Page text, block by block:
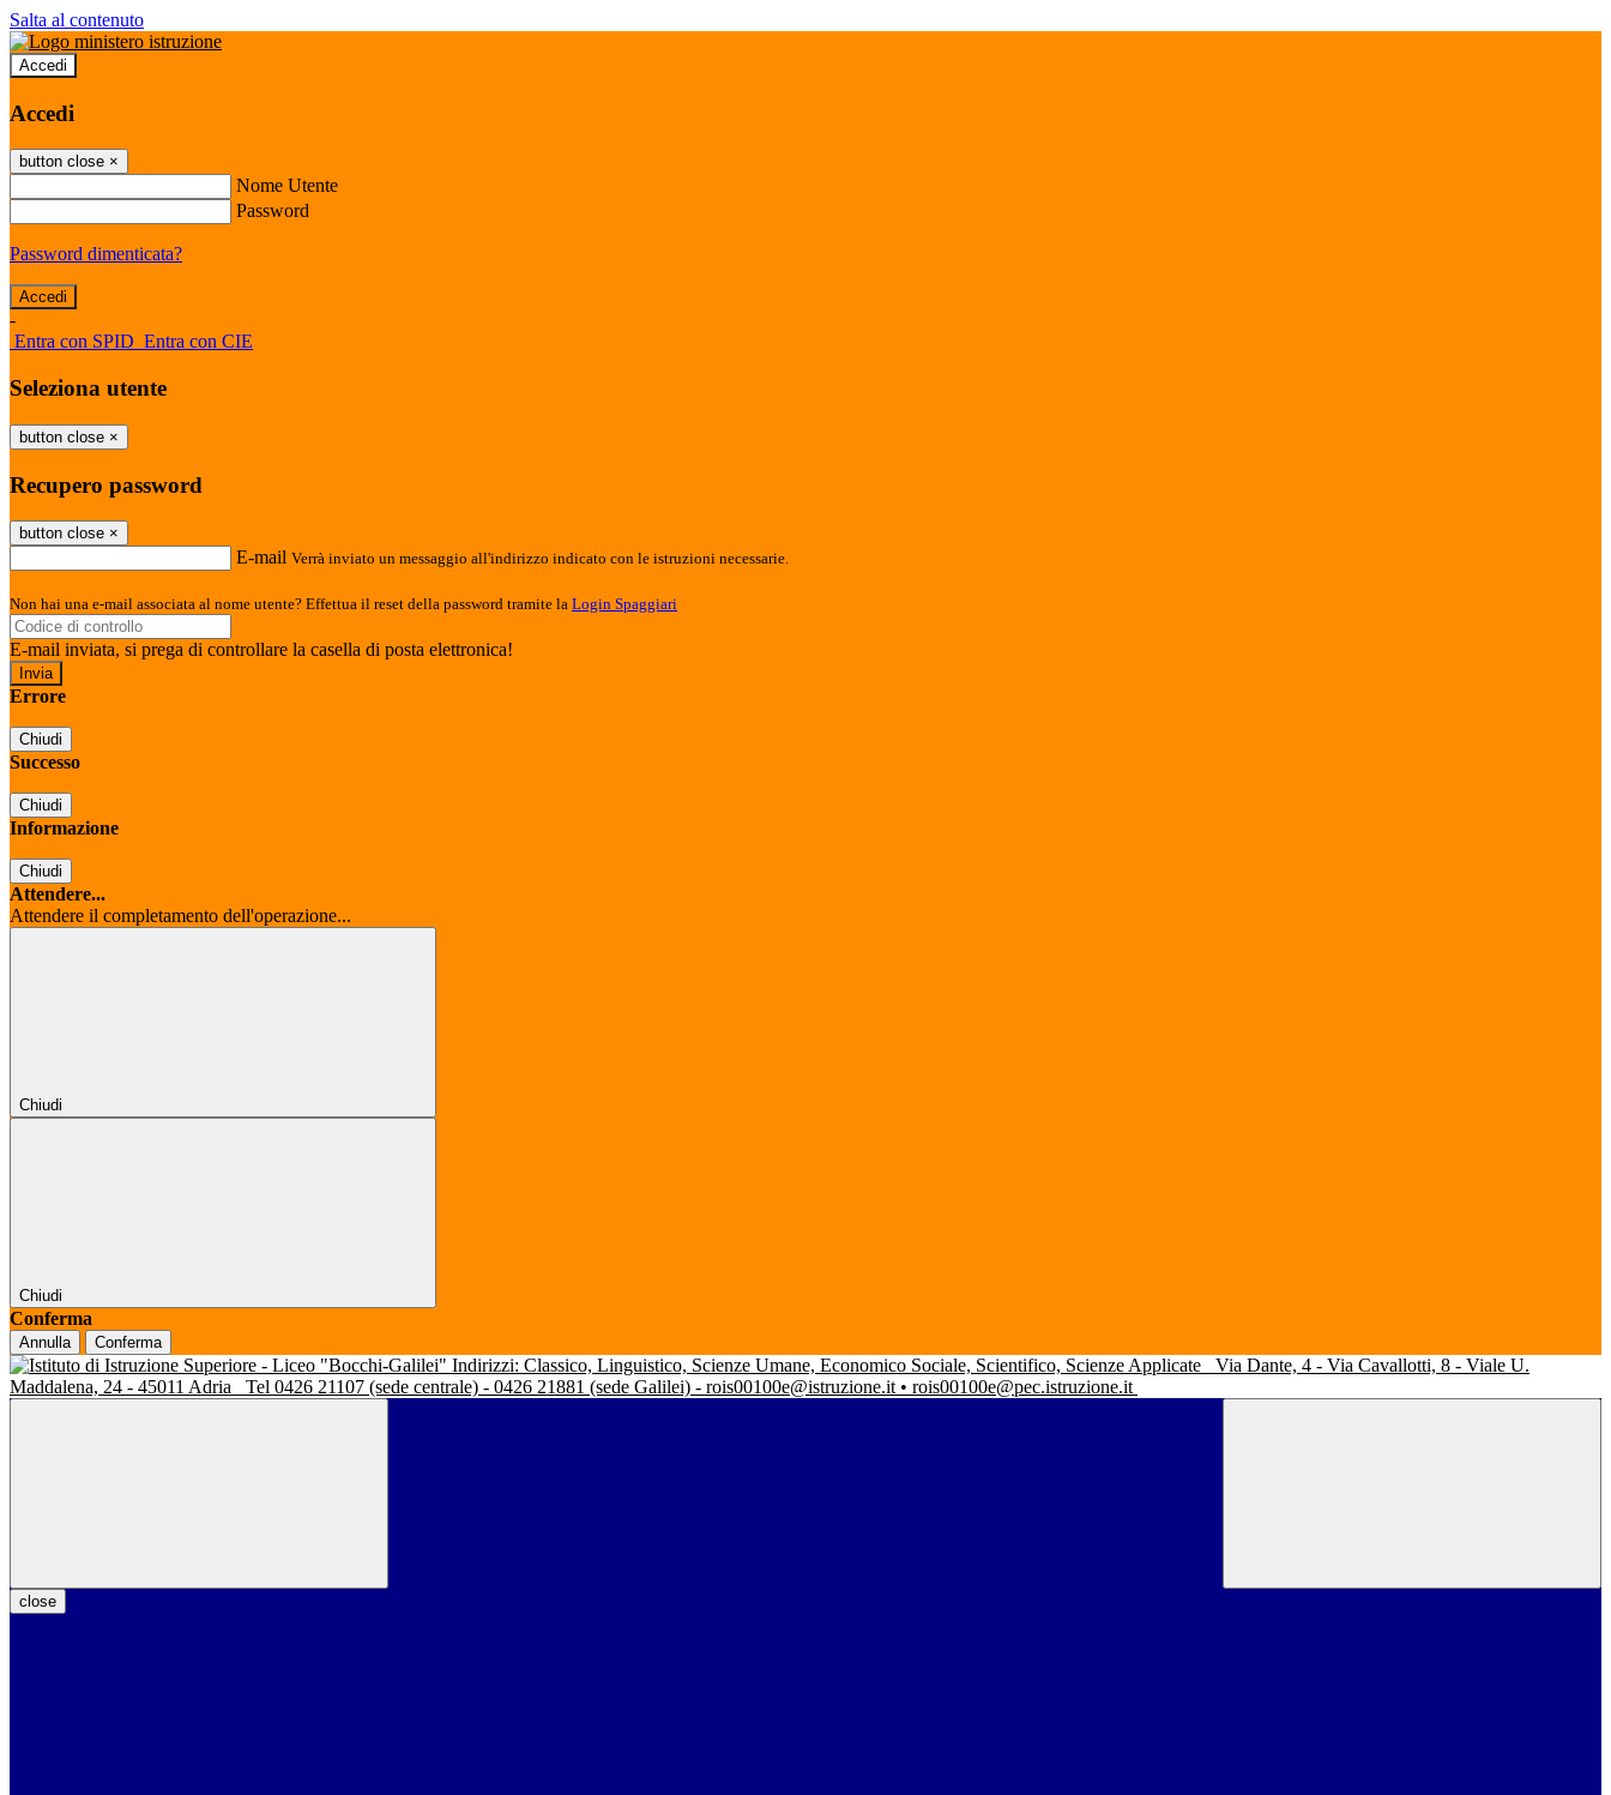
Salta al contenuto
Accedi
Accedi
button close ×
Nome Utente
Password
Password dimenticata?
-
Entra con SPID Entra con CIE
Seleziona utente
button close ×
Recupero password
button close ×
E-mail Verrà inviato un messaggio all'indirizzo indicato con le istruzioni necessarie.
Non hai una e-mail associata al nome utente? Effettua il reset della password tramite la Login Spaggiari
E-mail inviata, si prega di controllare la casella di posta elettronica!
Errore
Chiudi
Successo
Chiudi
Informazione
Chiudi
Attendere...
Attendere il completamento dell'operazione...
Chiudi
Chiudi
Conferma
Annulla Conferma
Indirizzi: Classico, Linguistico, Scienze Umane, Economico Sociale, Scientifico, Scienze Applicate
Via Dante, 4 - Via Cavallotti, 8 - Viale U.
Maddalena, 24 - 45011 Adria
Tel 0426 21107 (sede centrale) - 0426 21881 (sede Galilei) - rois00100e@istruzione.it • rois00100e@pec.istruzione.it
close